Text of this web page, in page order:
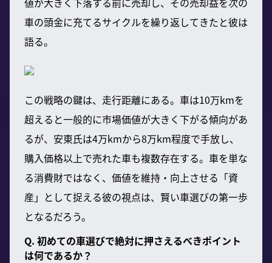
車の頭金に充てるサイクルを繰り返してきたと彼は
語る。
この戦略の鍵は、走行距離にある。車は10万kmを
超えると一般的に市場価値が大きく下がる傾向があ
るが、安東氏は4万kmから8万km程度で手放し、
購入価格以上で売れた車も複数存在する。車を単な
る消費財ではなく、価値を維持・向上させる「資
産」として捉える彼の視点は、賢い車選びの第一歩
となるだろう。
Q. 初めての車選びで絶対に押さえるべきポイント
は何であるか？